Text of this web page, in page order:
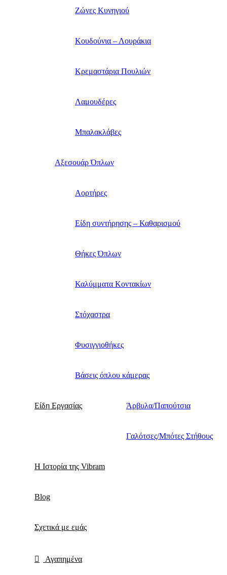
Ζώνες Κυνηγιού
Κουδούνια – Λουράκια
Κρεμαστάρια Πουλιών
Λαμουδέρες
Μπαλακλάβες
Αξεσουάρ Όπλων
Αορτήρες
Είδη συντήρησης – Καθαρισμού
Θήκες Όπλων
Καλύμματα Κοντακίων
Στόχαστρα
Φυσιγγιοθήκες
Βάσεις όπλου κάμερας
Είδη Εργασίας Άρβυλα/Παπούτσια
Γαλότσες/Μπότες Στήθους
Η Ιστορία της Vibram
Blog
Σχετικά με εμάς
Αγαπημένα